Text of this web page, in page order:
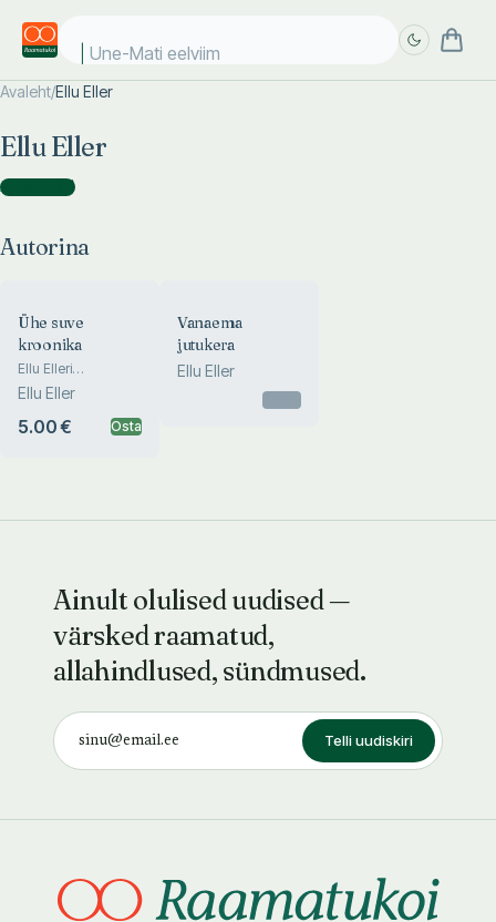
Une-Mati eelviima
Avaleht/Ellu Eller
Ellu Eller
Autorina )
Autorina
Ühe suve
kroonika
Ellu Elleri
mälestused.
Sortavala
puhkekodu, Karjala,
Ellu Eller
5.00 € Osta
Vanaema
jutukera
Ellu Eller
Ainult olulised uudised —
värsked raamatud,
allahindlused, sündmused.
Telli uudiskiri